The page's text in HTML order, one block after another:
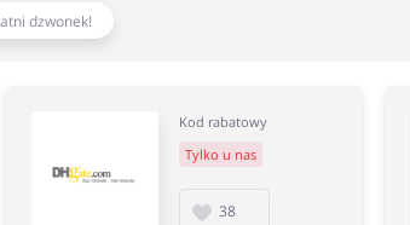
dzwonek!
Kod rabatowy
Tylko u nas
38